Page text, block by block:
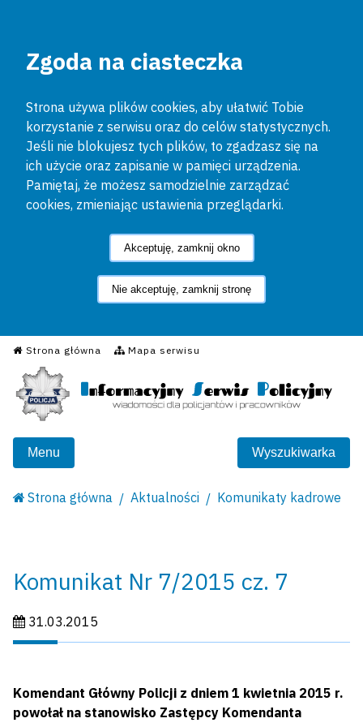
Zgoda na ciasteczka
Strona używa plików cookies, aby ułatwić Tobie
korzystanie z serwisu oraz do celów statystycznych.
Jeśli nie blokujesz tych plików, to zgadzasz się na
ich użycie oraz zapisanie w pamięci urządzenia.
Pamiętaj, że możesz samodzielnie zarządzać
cookies, zmieniając ustawienia przeglądarki.
Akceptuję, zamknij okno
Nie akceptuję, zamknij stronę
Strona główna Mapa serwisu
Informacyjny Serwis
Menu Wyszukiwarka
Strona główna Aktualności Komunikaty kadrowe
Komunikat Nr 7/2015 cz. 7
Data publikacji:
31.03.2015
Komendant Główny Policji z dniem 1 kwietnia 2015 r.
powołał na stanowisko Zastępcy Komendanta